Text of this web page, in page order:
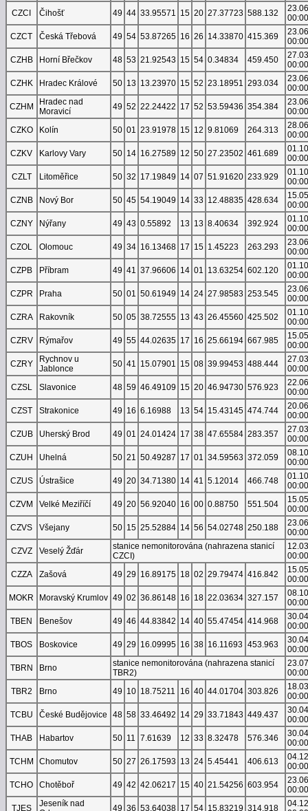
CZCI
Čihošť 49 44 33.95571 15 20 27.37723 588.132
00:00
CZCT
Česká Třebová 49 54 53.87265 16 26 14.33870 415.369
00:00
CZHB
Horní Břečkov 48 53 21.92543 15 54 0.34834 459.450
00:00
CZHK
Hradec Králové 50 13 13.23970 15 52 23.18951 293.034
00:00
CZHM
Hradec nad
Moravicí
49 52 22.24422 17 52 53.59436 354.384
00:00
CZKO
Kolín 50 01 23.91978 15 12 9.81069 264.313
00:00
CZKV
Karlovy Vary 50 14 16.27589 12 50 27.23502 461.689
00:00
CZLT
Litoměřice 50 32 17.19849 14 07 51.91620 233.929
00:00
CZNB
Nový Bor 50 45 54.19049 14 33 12.48835 428.634
00:00
CZNY
Nýřany 49 43 0.55892 13 13 8.40634 392.924
00:00
CZOL
Olomouc 49 34 16.13468 17 15 1.45223 263.293
00:00
CZPB
Příbram 49 41 37.96606 14 01 13.63254 602.120
00:00
CZPR
Praha 50 01 50.61949 14 24 27.98583 253.545
00:00
CZRA
Rakovník 50 05 38.72555 13 43 26.45560 425.502
00:00
CZRV
Rýmařov 49 55 44.02635 17 16 25.66194 667.985
00:00
CZRY
Rychnov u
Jablonce
50 41 15.07901 15 08 39.99453 488.444
00:00
CZSL
Slavonice 48 59 46.49109 15 20 46.94730 576.923
00:00
CZST
Strakonice 49 16 6.16988 13 54 15.43145 474.744
00:00
CZUB
Uherský Brod 49 01 24.01424 17 38 47.65584 283.357
00:00
CZUH
Uhelná 50 21 50.49287 17 01 34.59563 372.059
00:00
CZUS
Ústrašice 49 20 34.71380 14 41 5.12014 466.748
00:00
CZVM
Velké Meziříčí 49 20 56.92040 16 00 0.88750 551.504
00:00
CZVS
Všejany 50 15 25.52884 14 56 54.02748 250.188
00:00
CZVZ
Veselý Žďár
stanice nemonitorována (nahrazena stanicí
CZCI)
00:00
CZZA
Zašová 49 29 16.89175 18 02 29.79474 416.842
00:00
MOKR
Moravský Krumlov 49 02 36.86148 16 18 22.03634 327.157
00:00
TBEN
Benešov 49 46 44.83842 14 40 55.47454 414.968
00:00
TBOS
Boskovice 49 29 16.09995 16 38 16.11693 453.963
00:00
TBRN
Brno
stanice nemonitorována (nahrazena stanicí
TBR2)
00:00
TBR2
Brno 49 10 18.75211 16 40 44.01704 303.826
00:00
TCBU
České Budějovice 48 58 33.46492 14 29 33.71843 449.437
00:00
THAB
Habartov 50 11 7.61639 12 33 8.32478 576.346
00:00
TCHM
Chomutov 50 27 26.17593 13 24 5.45441 406.613
00:00
TCHO
Chotěboř 49 42 42.06217 15 40 21.54256 603.954
00:00
TJES
Jeseník nad
49 36 53.64038 17 54 15.83219 314.918